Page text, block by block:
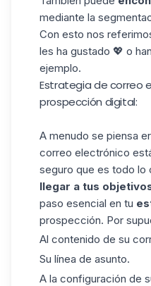
mediante la
Con esto nos
les ha gustado 💖 o
ejemplo.
Estrategia de correo
prospección digital:
A menudo se piensa
correo electrónico
seguro que es todo lo
llegar a tus
paso esencial en tu
prospección. Por
Al contenido de su
Su línea de asunto.
A la configuración de